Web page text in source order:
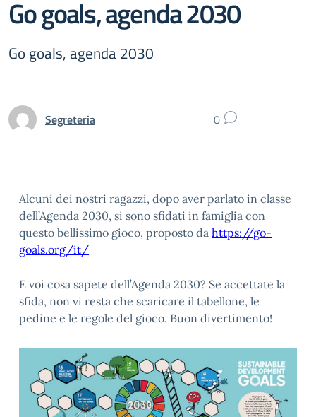
Go goals, agenda 2030
Go goals, agenda 2030
Segreteria 0
Alcuni dei nostri ragazzi, dopo aver parlato in classe
dell’Agenda 2030, si sono sfidati in famiglia con
questo bellissimo gioco, proposto da https://go-
goals.org/it/
E voi cosa sapete dell’Agenda 2030? Se accettate la
sfida, non vi resta che scaricare il tabellone, le
pedine e le regole del gioco. Buon divertimento!